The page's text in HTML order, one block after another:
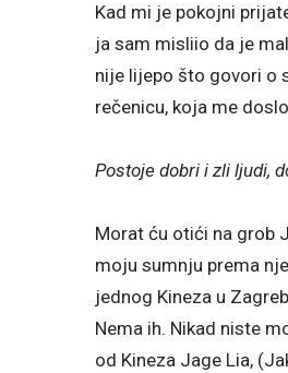
Kad mi je pokojni
ja sam misliio da je
nije lijepo što govori o
rečenicu, koja me
Postoje dobri i zli ljudi,
Morat ću otići na grob
moju sumnju prema
jednog Kineza u
Nema ih. Nikad niste
od Kineza Jage Lia,